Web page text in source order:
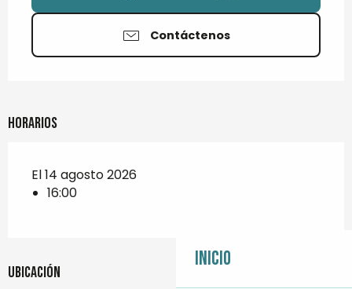
Inicio
Contáctenos
Horarios
El 14 agosto 2026
16:00
Ubicación